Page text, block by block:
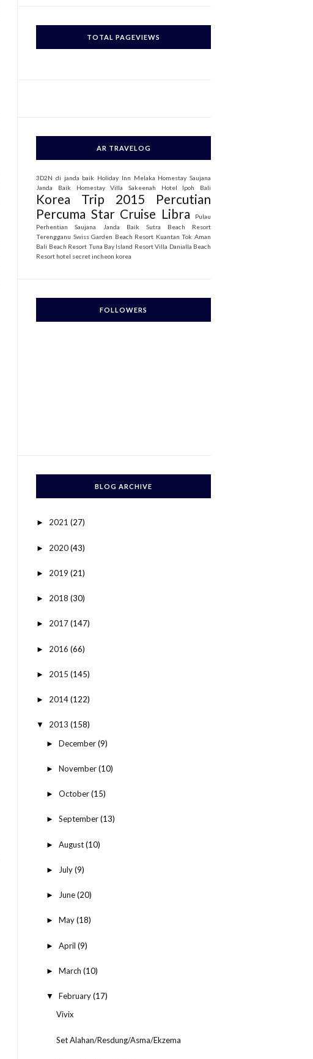
r
TOTAL PAGEVIEWS
AR TRAVELOG
3D2N di janda baik Holiday Inn Melaka Homestay Saujana
Janda Baik
Homestay Villa Sakeenah Hotel Ipoh Bali
Korea Trip 2015
Percutian
Percuma Star Cruise Libra
Pulau
Perhentian
Saujana Janda Baik
Sutra Beach Resort
Terengganu Swiss Garden Beach Resort Kuantan Tok Aman
Bali Beach Resort Tuna Bay Island Resort Villa Danialla Beach
Resort hotel secret incheon korea
FOLLOWERS
BLOG ARCHIVE
► 2021(27)
► 2020(43)
► 2019(21)
► 2018(30)
► 2017(147)
► 2016(66)
► 2015(145)
► 2014(122)
▼ 2013(158)
► December(9)
► November(10)
► October(15)
► September(13)
► August(10)
► July(9)
► June(20)
► May(18)
► April (9)
► March (10)
▼ February(17)
Vivix
Set Alahan/Resdung/Asma/Ekzema